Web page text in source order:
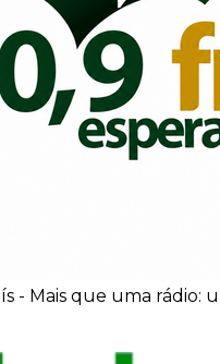
- Mais que uma rádio: